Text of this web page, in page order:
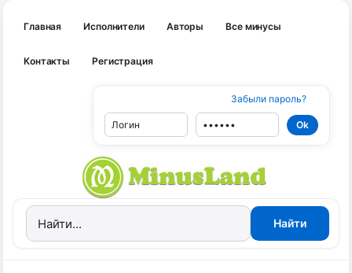
Главная Исполнители Авторы Все минусы
Контакты Регистрация
Забыли пароль?